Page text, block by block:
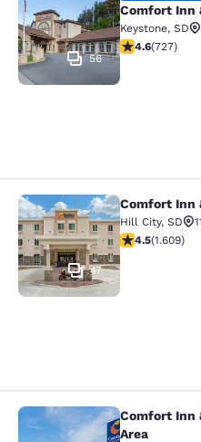
56
Comfort Inn
Keystone, SD
4.56-Sterne-
4.6(727)
Comfort Inn &
47
Comfort Inn
Hill City, SD
4.54-Sterne-
4.5(1.609)
Comfort Inn &
Comfort Inn
Area